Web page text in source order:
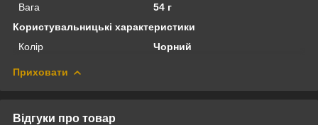
Вага
54 г
Користувальницькі характеристики
Колір
Чорний
Приховати
Відгуки про товар